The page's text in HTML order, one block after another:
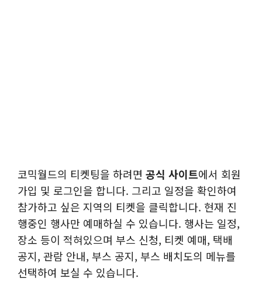
코믹월드의 티켓팅을 하려면 공식 사이트에서 회원
가입 및 로그인을 합니다. 그리고 일정을 확인하여
참가하고 싶은 지역의 티켓을 클릭합니다. 현재 진
행중인 행사만 예매하실 수 있습니다. 행사는 일정,
장소 등이 적혀있으며 부스 신청, 티켓 예매, 택배
공지, 관람 안내, 부스 공지, 부스 배치도의 메뉴를
선택하여 보실 수 있습니다.